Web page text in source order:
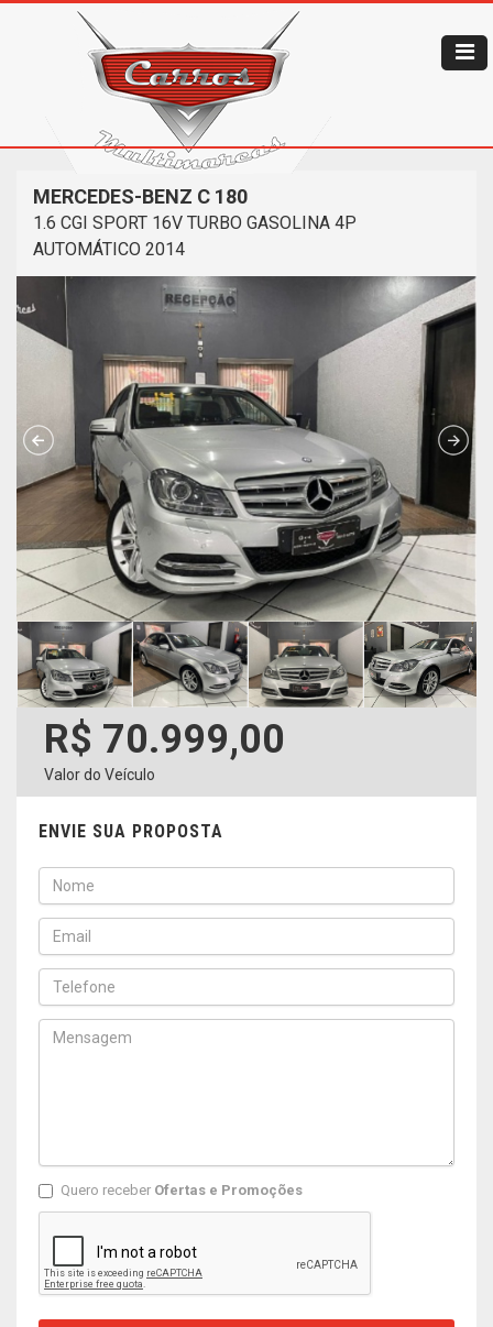
MERCEDES-BENZ C 180
1.6 CGI SPORT 16V TURBO GASOLINA 4P
AUTOMÁTICO 2014
R$ 70.999,00
Valor do Veículo
ENVIE SUA PROPOSTA
Quero receber Ofertas e Promoções